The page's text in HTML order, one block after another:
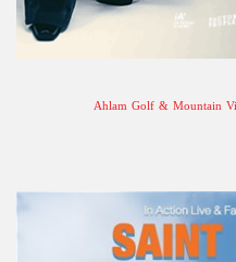
Ahlam Golf & Mountain